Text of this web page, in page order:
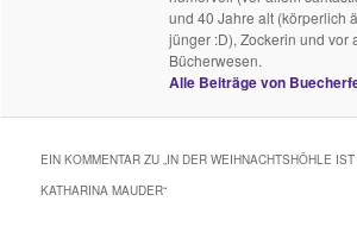
und 40 Jahre alt (körperlich
jünger :D), Zockerin und vor
Bücherwesen.
Alle Beiträge von
EIN KOMMENTAR ZU „ IN DER WEIHNACHTSHÖHLE
KATHARINA MAUDER“